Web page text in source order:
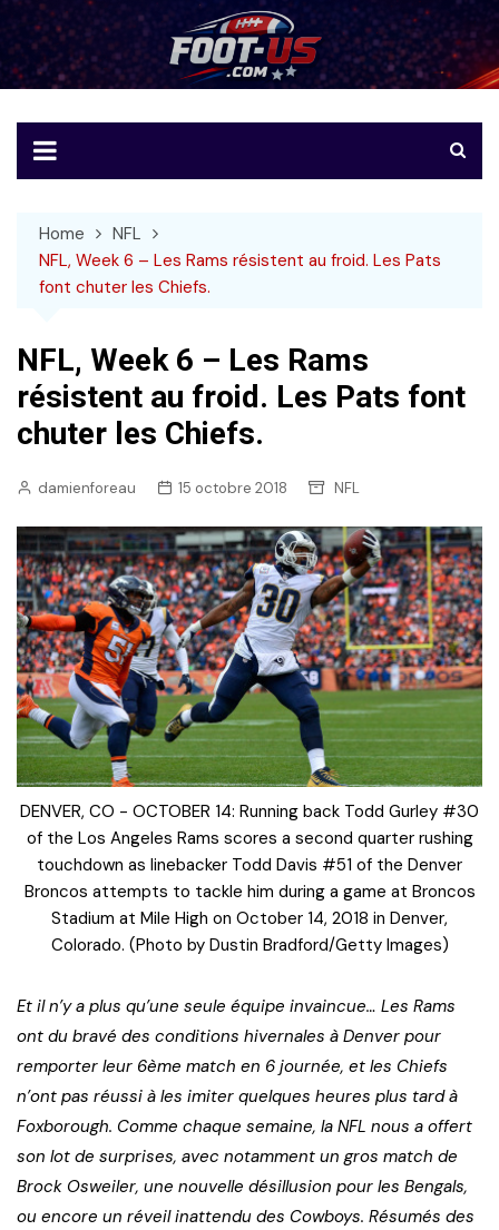
to
content
Foot-US
Le football américain en français
Home
NFL
NFL, Week 6 – Les Rams résistent au froid. Les Pats
font chuter les Chiefs.
NFL, Week 6 – Les Rams
résistent au froid. Les Pats font
chuter les Chiefs.
damienforeau 15 octobre 2018 NFL
DENVER, CO - OCTOBER 14: Running back Todd Gurley #30
of the Los Angeles Rams scores a second quarter rushing
touchdown as linebacker Todd Davis #51 of the Denver
Broncos attempts to tackle him during a game at Broncos
Stadium at Mile High on October 14, 2018 in Denver,
Colorado. (Photo by Dustin Bradford/Getty Images)
Et il n’y a plus qu’une seule équipe invaincue… Les Rams
ont du bravé des conditions hivernales à Denver pour
remporter leur 6ème match en 6 journée, et les Chiefs
n’ont pas réussi à les imiter quelques heures plus tard à
Foxborough. Comme chaque semaine, la NFL nous a offert
son lot de surprises, avec notamment un gros match de
Brock Osweiler, une nouvelle désillusion pour les Bengals,
ou encore un réveil inattendu des Cowboys. Résumés des